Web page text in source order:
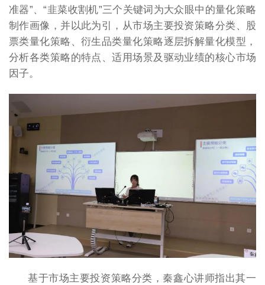
准器”、“韭菜收割机”三个关键词为大众眼中的量化策略
制作画像，并以此为引，从市场主要投资策略分类、股
票类量化策略、衍生品类量化策略逐层拆解量化模型，
分析各类策略的特点、适用场景及驱动业绩的核心市场
因子。
基于市场主要投资策略分类，秦鑫心讲师指出其一